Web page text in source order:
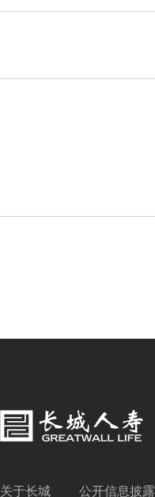
关于长城 公开信息披露